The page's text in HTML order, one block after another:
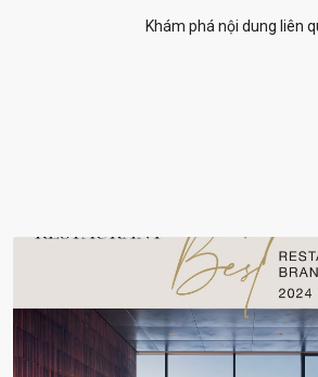
Khám phá nội dung liên